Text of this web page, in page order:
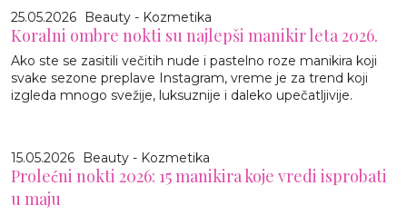
25.05.2026 Beauty - Kozmetika
Koralni ombre nokti su najlepši manikir leta 2026.
Ako ste se zasitili večitih nude i pastelno roze manikira koji
svake sezone preplave Instagram, vreme je za trend koji
izgleda mnogo svežije, luksuznije i daleko upečatljivije.
15.05.2026 Beauty - Kozmetika
Prolećni nokti 2026: 15 manikira koje vredi isprobati
u maju